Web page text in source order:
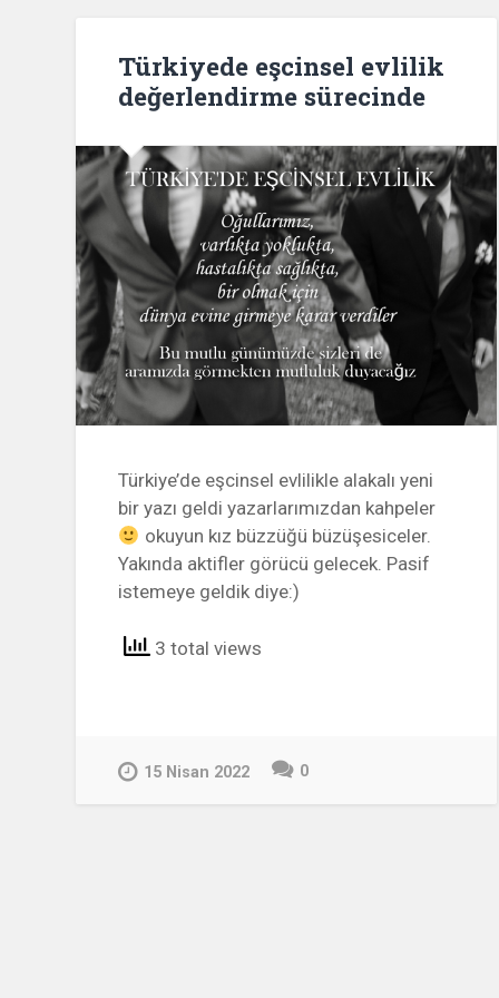
Türkiyede eşcinsel evlilik
değerlendirme sürecinde
Türkiye’de eşcinsel evlilikle alakalı yeni
bir yazı geldi yazarlarımızdan kahpeler
okuyun kız büzzüğü büzüşesiceler.
Yakında aktifler görücü gelecek. Pasif
istemeye geldik diye:)
3 total views
15 Nisan 2022 0